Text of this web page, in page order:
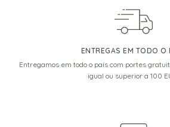
ENTREGAS EM TODO O
Entregamos em todo o país com portes
igual ou superior a 100